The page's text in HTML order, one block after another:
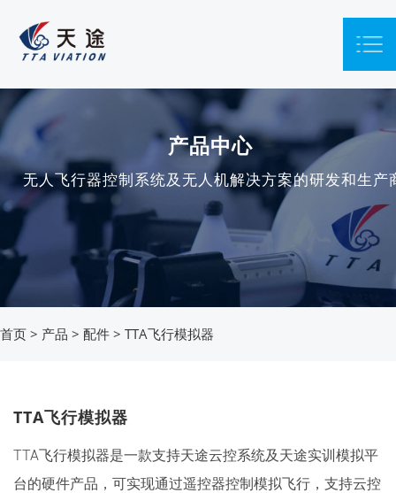
产品中心
无人飞行器控制系统及无人机解决方案的研发和生产
首页 > 产品 > 配件 > TTA飞行模拟器
TTA飞行模拟器
TTA飞行模拟器是一款支持天途云控系统及天途实训模拟平
台的硬件产品，可实现通过遥控器控制模拟飞行，支持云控